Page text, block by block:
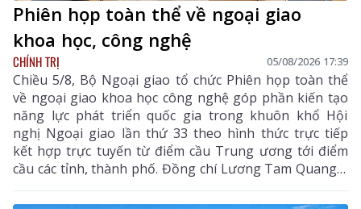
Phiên họp toàn thể về ngoại giao
khoa học, công nghệ
CHÍNH TRỊ 05/08/2026 17:39
Chiều 5/8, Bộ Ngoại giao tổ chức Phiên họp toàn thể
về ngoại giao khoa học công nghệ góp phần kiến tạo
năng lực phát triển quốc gia trong khuôn khổ Hội
nghị Ngoại giao lần thứ 33 theo hình thức trực tiếp
kết hợp trực tuyến từ điểm cầu Trung ương tới điểm
cầu các tỉnh, thành phố. Đồng chí Lương Tam Quang –
Uỷ viên Bộ Chính trị, Bộ trưởng Bộ Công an, Phó
Trưởng ban Thường trực Ban Chỉ đạo Trung ương